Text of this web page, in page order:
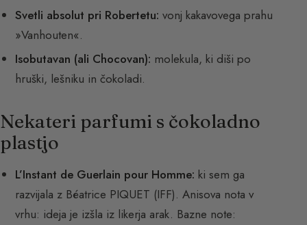
Svetli absolut pri Robertetu: vonj kakavovega prahu
»Vanhouten«.
Isobutavan (ali Chocovan): molekula, ki diši po
hruški, lešniku in čokoladi.
Nekateri parfumi s čokoladno
plastjo
L’Instant de Guerlain pour Homme: ki sem ga
razvijala z Béatrice PIQUET (IFF). Anisova nota v
vrhu: ideja je izšla iz likerja arak. Bazne note: